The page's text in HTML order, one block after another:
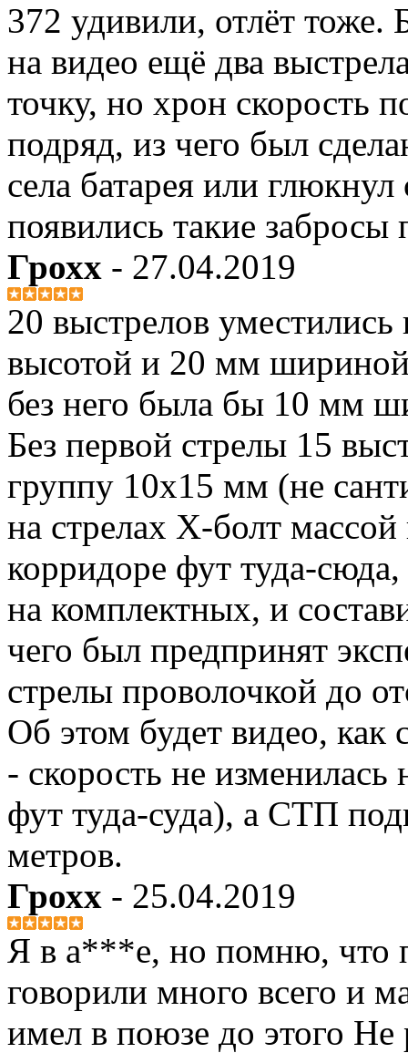
372 удивили, отлёт тоже.
на видео ещё два
точку, но хрон скорость
подряд, из чего был
села батарея или
появились такие забросы
Грохх - 27.04.2019
20 выстрелов
высотой и 20 мм шириной
без него была бы 10 мм
Без первой стрелы 15
группу 10х15 мм (не
на стрелах Х-болт массой
корридоре фут туда-сюда,
на комплектных, и
чего был предпринят
стрелы проволочкой до
Об этом будет видео,
- скорость не
фут туда-суда), а СТП
метров.
Грохх - 25.04.2019
Я в а***е, но помню, что
говорили много всего и
имел в поюзе до этого Не